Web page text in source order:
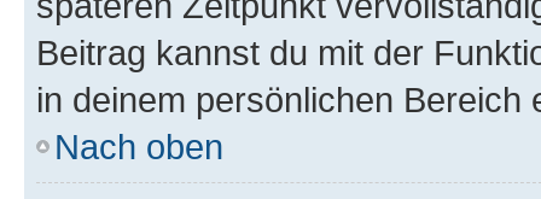
Beitrag kannst du mit der
in deinem persönlichen Bereich
Nach oben